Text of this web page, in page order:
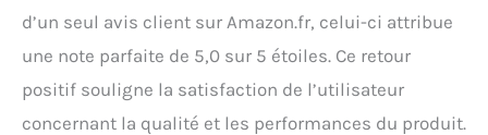
d’un seul avis client sur Amazon.fr, celui-ci attribue
une note parfaite de 5,0 sur 5 étoiles. Ce retour
positif souligne la satisfaction de l’utilisateur
concernant la qualité et les performances du produit.